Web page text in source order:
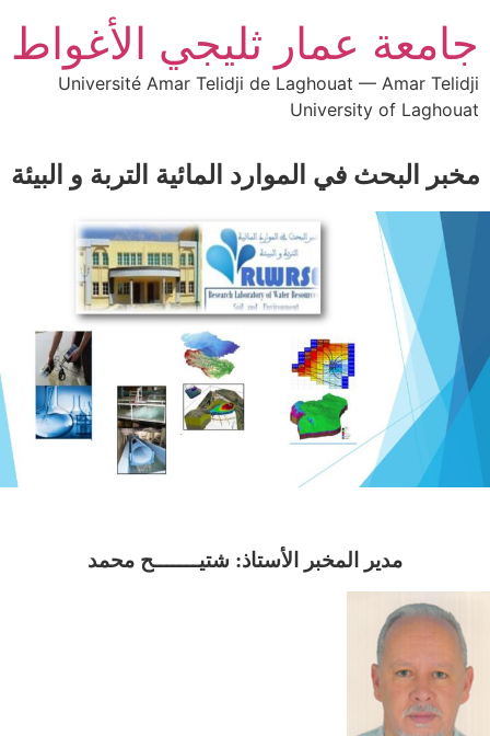
جامعة عمار ثليجي الأغواط
Université Amar Telidji de Laghouat — Amar Telidji
University of Laghouat
مخبر البحث في الموارد المائية التربة و البيئة
مدير المخبر الأستاذ: شتيـــــــح محمد